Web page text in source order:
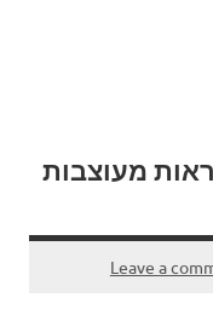
מעוצבות
Leave a